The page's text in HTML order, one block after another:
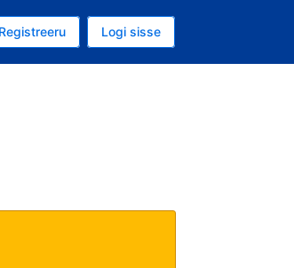
Registreeru Logi sisse